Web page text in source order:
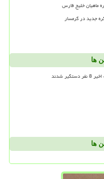
ماهیان خلیج فارس
ها
ها